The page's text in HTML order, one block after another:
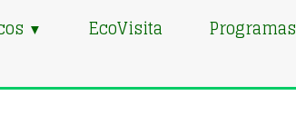
▼ EcoVisita Programas